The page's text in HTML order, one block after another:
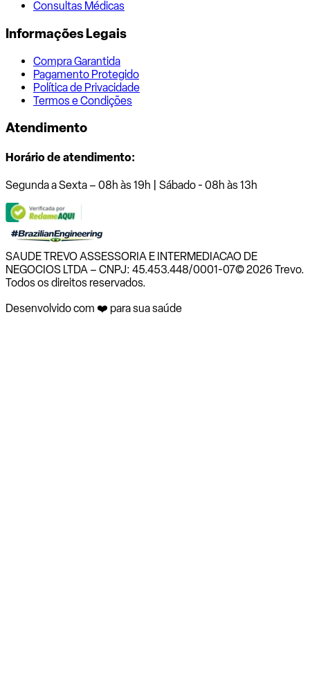
Consultas Médicas
Informações Legais
Compra Garantida
Pagamento Protegido
Política de Privacidade
Termos e Condições
Atendimento
Horário de atendimento:
Segunda a Sexta – 08h às 19h | Sábado - 08h às 13h
SAUDE TREVO ASSESSORIA E INTERMEDIACAO DE
NEGOCIOS LTDA – CNPJ: 45.453.448/0001-07© 2026 Trevo.
Todos os direitos reservados.
Desenvolvido com ❤️ para sua saúde